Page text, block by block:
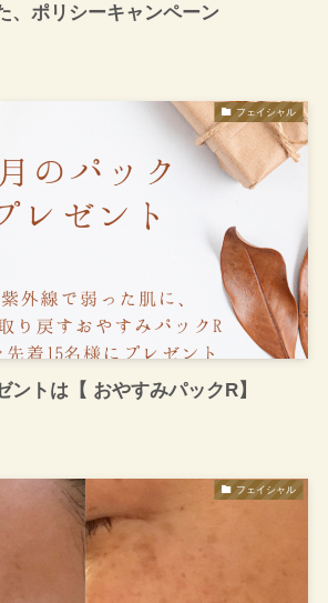
、ポリシーキャンペーン
フェイシャル
ントは【 おやすみパックR】
フェイシャル